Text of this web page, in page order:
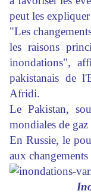
peut les
"Les
les raisons
inondations",
pakistanais de
Afridi.
Le Pakistan,
mondiales de
En Russie, le
aux